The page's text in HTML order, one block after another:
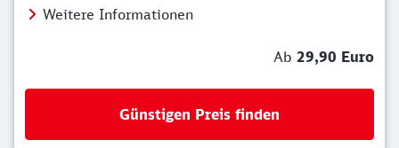
Weitere Informationen
Ab 29,90 Euro
Günstigen Preis finden